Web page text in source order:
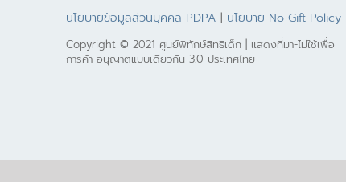
นโยบายข้อมูลส่วนบุคคล PDPA | นโยบาย No Gift Policy
Copyright © 2021 ศูนย์พิทักษ์สิทธิเด็ก | แสดงที่มา-ไม่ใช้เพื่อ
การค้า-อนุญาตแบบเดียวกัน 3.0 ประเทศไทย